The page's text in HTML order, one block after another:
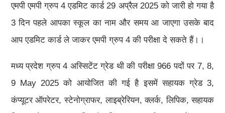
एमपी एमपी ग्रुप 4 एडमिट कार्ड 29 अप्रैल 2025 को जारी हो गया है
3 दिन पहले आपका स्कूल का नाम और समय आ जाएगा उसके बाद
आप एडमिट कार्ड ले जाकर एमपी ग्रुप 4 की परीक्षा दे सकते हैं।।
मध्य प्रदेश ग्रुप 4 अस्सिटेंट ग्रेड थी की परीक्षा 966 पदों पर 7, 8,
9 May 2025 को आयोजित की गई है इसमें सहायक ग्रेड 3,
कंप्यूटर ऑपरेटर, स्टेनोग्राफर, लाइब्रेरियन, क्लर्क, लिपिक, सहायक